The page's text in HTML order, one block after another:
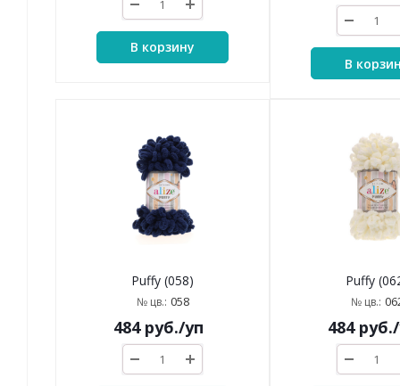
В корзину
В
Puffy (058)
№ цв.: 058
484руб./уп
Puffy
№ цв.:
484руб.